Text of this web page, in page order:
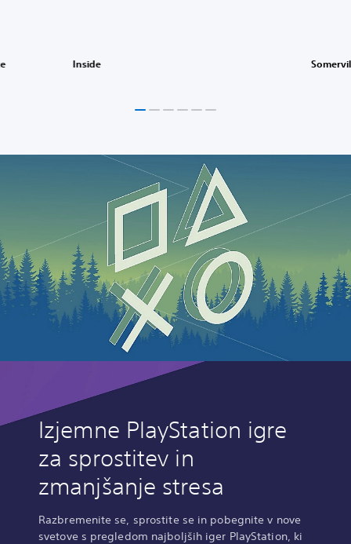
Inside
Izjemne PlayStation igre
za sprostitev in
zmanjšanje stresa
Razbremenite se, sprostite se in pobegnite v nove
svetove s pregledom najboljših iger PlayStation, ki